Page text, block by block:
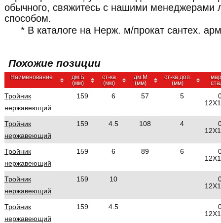
обычного, свяжитесь с нашими
способом.
* В каталоге на Нерж. м/прокат сантех.
Похожие позиции
Наименование
дм.Б
(мм)
ст-ка
(мм)
дм.М
(мм)
ст-ка доп.
(мм)
Тройник
нержавеющий
159 6 57 5
Тройник
нержавеющий
159 4.5 108 4
Тройник
нержавеющий
159 6 89 6
Тройник
нержавеющий
159 10
Тройник
нержавеющий
159 4.5